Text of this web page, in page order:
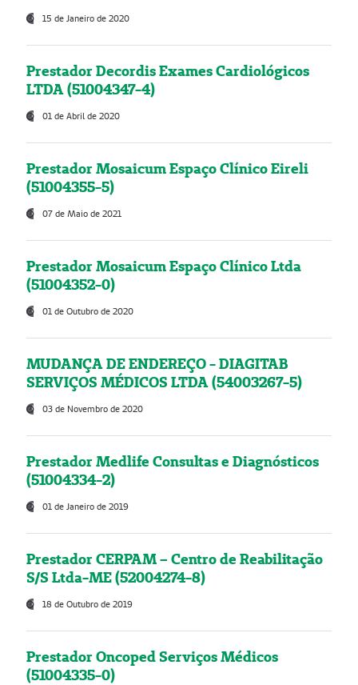
15 de Janeiro de 2020
Prestador Decordis Exames Cardiológicos
LTDA (51004347-4)
01 de Abril de 2020
Prestador Mosaicum Espaço Clínico Eireli
(51004355-5)
07 de Maio de 2021
Prestador Mosaicum Espaço Clínico Ltda
(51004352-0)
01 de Outubro de 2020
MUDANÇA DE ENDEREÇO - DIAGITAB
SERVIÇOS MÉDICOS LTDA (54003267-5)
03 de Novembro de 2020
Prestador Medlife Consultas e Diagnósticos
(51004334-2)
01 de Janeiro de 2019
Prestador CERPAM – Centro de Reabilitação
S/S Ltda-ME (52004274-8)
18 de Outubro de 2019
Prestador Oncoped Serviços Médicos
(51004335-0)